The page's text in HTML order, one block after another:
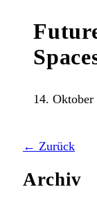
14. Oktober
← Zurück
Archiv